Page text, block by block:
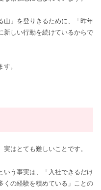
山」を登りきるために、「昨年
新しい行動を続けているからで
。
はとても難しいことです。
いう事実は、「入社できるだけ
くの経験を積めている」ことの